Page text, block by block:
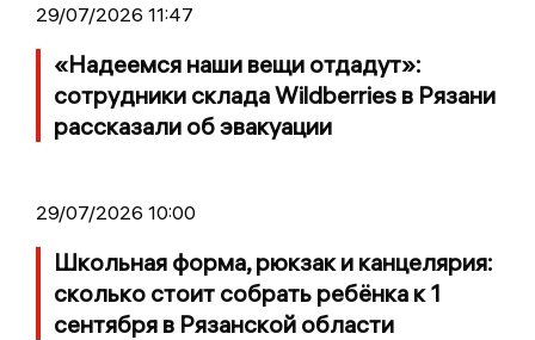
29/07/2026 11:47
«Надеемся наши вещи отдадут»:
сотрудники склада Wildberries в Рязани
рассказали об эвакуации
29/07/2026 10:00
Школьная форма, рюкзак и канцелярия:
сколько стоит собрать ребёнка к 1
сентября в Рязанской области